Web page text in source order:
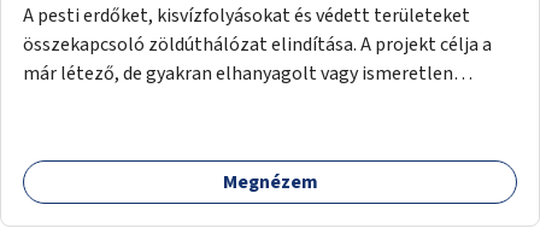
A pesti erdőket, kisvízfolyásokat és védett területeket
összekapcsoló zöldúthálózat elindítása. A projekt célja a
már létező, de gyakran elhanyagolt vagy ismeretlen
szűkületek javításával, néhány ponton pedig helyszíni
beavatkozással (pl. táblák kihelyezése, hulladékgyűjtők,
Megnézem